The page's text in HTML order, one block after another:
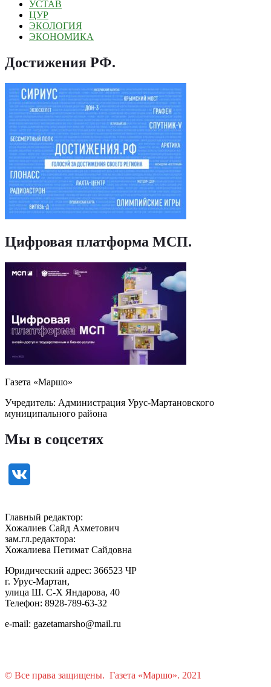
УСТАВ
ЦУР
ЭКОЛОГИЯ
ЭКОНОМИКА
Достижения РФ.
Цифровая платформа МСП.
Газета «Маршо»
Учредитель: Администрация Урус-Мартановского
муниципального района
Мы в соцсетях
Главный редактор:
Хожалиев Сайд Ахметович
зам.гл.редактора:
Хожалиева Петимат Сайдовна
Юридический адрес: 366523 ЧР
г. Урус-Мартан,
улица Ш. С-Х Яндарова, 40
Телефон: 8928-789-63-32
e-mail: gazetamarsho@mail.ru
© Все права защищены. Газета «Маршо». 2021